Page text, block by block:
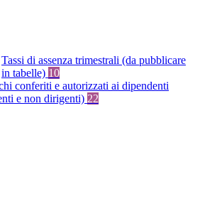
Tassi di assenza trimestrali (da pubblicare
in tabelle) 10
conferiti e autorizzati ai dipendenti
e non dirigenti) 22